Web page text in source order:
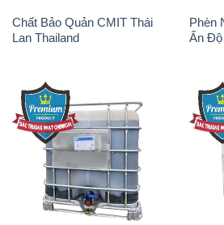
Chất Bảo Quản CMIT Thái
Lan Thailand
Phèn
Ấn Độ